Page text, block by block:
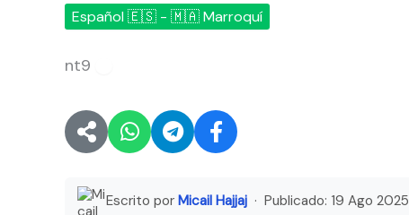
Español 🇪🇸 - 🇲🇦 Marroquí
nt9
Escrito por Micail Hajjaj · Publicado: 19 Ago 2025